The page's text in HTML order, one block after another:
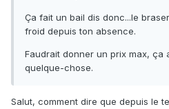
Ça fait un bail dis donc...le
froid depuis ton absence.
Faudrait donner un prix max, ça
quelque-chose.
Salut, comment dire que depuis le